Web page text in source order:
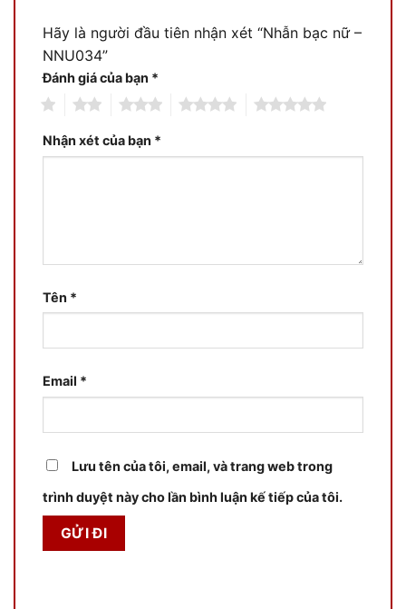
Hãy là người đầu tiên nhận xét “Nhẫn bạc nữ –
NNU034”
Đánh giá của bạn *
Nhận xét của bạn *
Tên *
Email *
Lưu tên của tôi, email, và trang web trong
trình duyệt này cho lần bình luận kế tiếp của tôi.